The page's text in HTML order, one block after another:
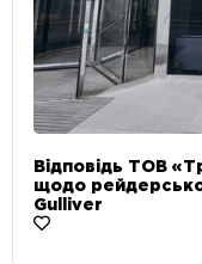
Відповідь ТОВ
щодо
Gulliver